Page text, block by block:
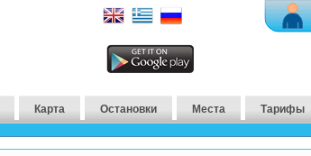
Карта Остановки Места Тарифы